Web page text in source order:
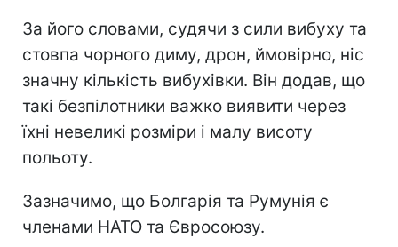
За його словами, судячи з сили вибуху та
стовпа чорного диму, дрон, ймовірно, ніс
значну кількість вибухівки. Він додав, що
такі безпілотники важко виявити через
їхні невеликі розміри і малу висоту
польоту.
Зазначимо, що Болгарія та Румунія є
членами НАТО та Євросоюзу.